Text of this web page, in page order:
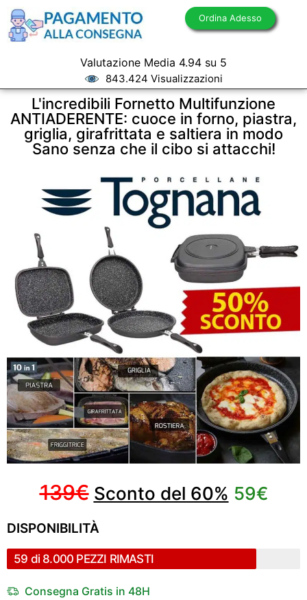
Ordina Adesso
Valutazione Media 4.94 su 5
843.424 Visualizzazioni
L'incredibili Fornetto Multifunzione
ANTIADERENTE: cuoce in forno, piastra,
griglia, girafrittata e saltiera in modo
Sano senza che il cibo si attacchi!
139€ Sconto del 60% 59€
DISPONIBILITÀ
59 di 8.000 PEZZI RIMASTI
Consegna Gratis in 48H